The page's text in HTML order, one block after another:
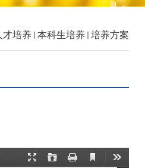
才培养 本科生培养 培养方案